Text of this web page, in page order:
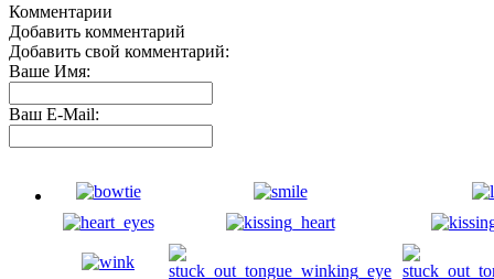
Комментарии
Добавить комментарий
Добавить свой комментарий:
Ваше Имя:
Ваш E-Mail: